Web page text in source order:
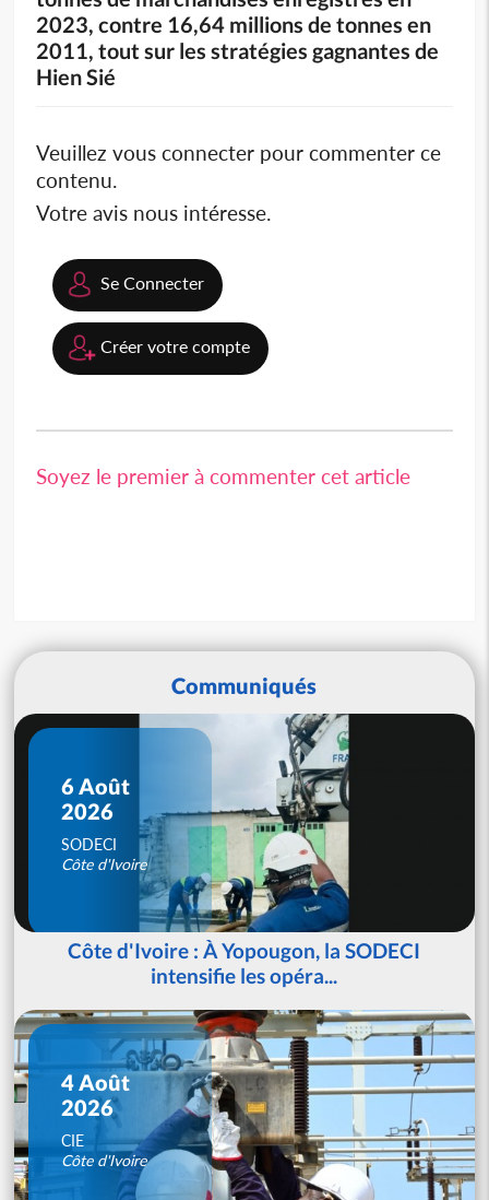
2023, contre 16,64 millions de tonnes en
2011, tout sur les stratégies gagnantes de
Hien Sié
Veuillez vous connecter pour commenter ce
contenu.
Votre avis nous intéresse.
Se Connecter
Créer votre compte
Soyez le premier à commenter cet article
Communiqués
6 Août
2026
SODECI
Côte d'Ivoire
Côte d'Ivoire : À Yopougon, la SODECI
intensifie les opéra...
4 Août
2026
CIE
Côte d'Ivoire